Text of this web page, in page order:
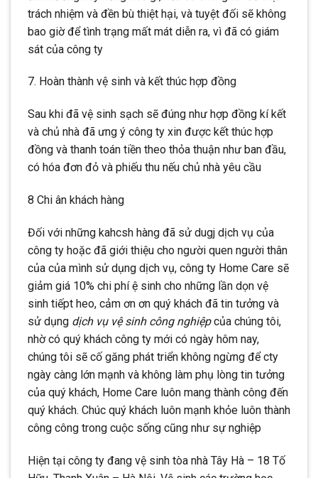
trách nhiệm và đền bù thiệt hại, và tuyệt đối sẽ không
bao giờ để tình trạng mất mát diễn ra, vì đã có giám
sát của công ty
7. Hoàn thành vệ sinh và kết thúc hợp đồng
Sau khi đã vệ sinh sạch sẽ đúng như hợp đồng kí kết
và chủ nhà đã ưng ý công ty xin được kết thúc hợp
đồng và thanh toán tiền theo thỏa thuận như ban đầu,
có hóa đơn đỏ và phiếu thu nếu chủ nhà yêu cầu
8 Chi ân khách hàng
Đối với những kahcsh hàng đã sử dugj dịch vụ của
công ty hoặc đã giới thiệu cho người quen người thân
của của mình sử dụng dịch vụ, công ty Home Care sẽ
giảm giá 10% chi phí ệ sinh cho những lần dọn vệ
sinh tiếpt heo, cảm ơn ơn quý khách đã tin tưởng và
sử dụng dịch vụ vệ sinh công nghiệpcủa chúng tôi,
nhờ có quý khách công ty mới có ngày hôm nay,
chúng tôi sẽ cố găng phát triển không ngừng để cty
ngày càng lớn mạnh và không làm phụ lòng tin tưởng
của quý khách, Home Care luôn mang thành công đến
quý khách. Chúc quý khách luôn mạnh khỏe luôn thành
công công trong cuộc sống cũng như sự nghiệp
Hiện tại công ty đang vệ sinh tòa nhà Tây Hà – 18 Tố